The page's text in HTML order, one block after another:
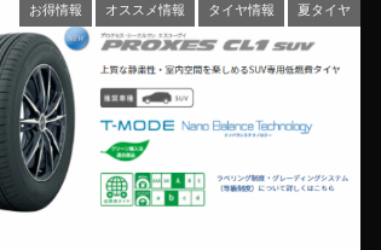
お得情報 オススメ情報 タイヤ情報 夏タイヤ